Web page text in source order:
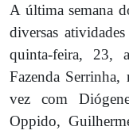
A última semana
diversas
quinta-feira, 23,
Fazenda Serrinha,
vez com
Oppido,